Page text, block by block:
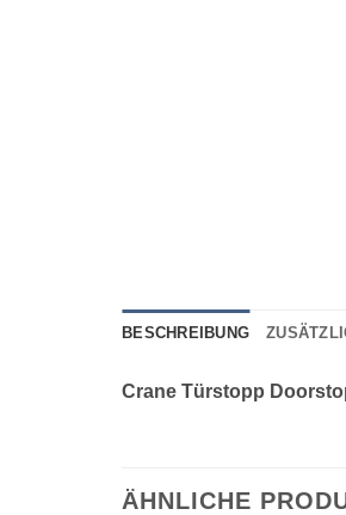
BESCHREIBUNG
Crane Türstopp
ÄHNLICHE